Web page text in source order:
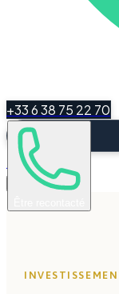
+33 6 38 75 22 70
Espace Client